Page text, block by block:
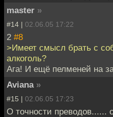
master »
#14 | 02.06.05 17:22
2 #8
>Имеет смысл брать с
алкоголь?
Ага! И ещё пелменей на
Aviana »
#15 | 02.06.05 17:23
О точности преводов......